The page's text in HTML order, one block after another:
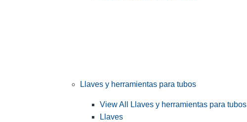
Llaves y herramientas para tubos
View All Llaves y herramientas para tubos
Llaves